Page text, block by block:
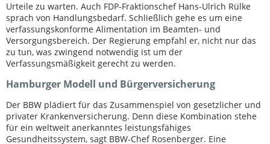
Urteile zu warten. Auch FDP-Fraktionschef Hans-Ulrich Rülke
sprach von Handlungsbedarf. Schließlich gehe es um eine
verfassungskonforme Alimentation im Beamten- und
Versorgungsbereich. Der Regierung empfahl er, nicht nur das
zu tun, was zwingend notwendig ist um der
Verfassungsmäßigkeit gerecht zu werden.
Hamburger Modell und Bürgerversicherung
Der BBW plädiert für das Zusammenspiel von gesetzlicher und
privater Krankenversicherung. Denn diese Kombination stehe
für ein weltweit anerkanntes leistungsfähiges
Gesundheitssystem, sagt BBW-Chef Rosenberger. Eine